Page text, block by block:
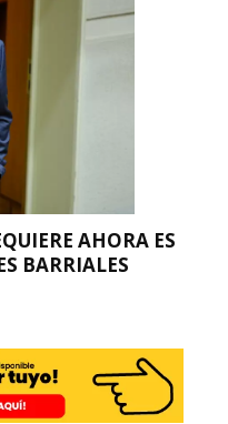
AHORA ES
BARRIALES